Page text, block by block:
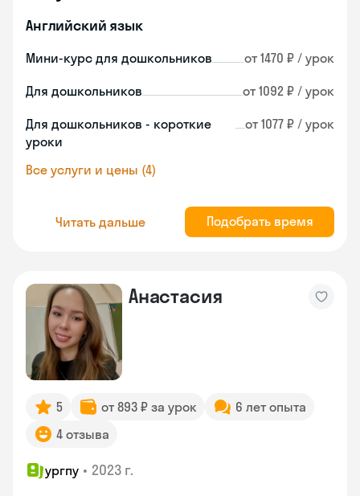
Английский язык
Мини-курс для дошкольников от 1470 ₽ / урок
Для дошкольников от 1092 ₽ / урок
Для дошкольников - короткие
уроки
от 1077 ₽ / урок
Все услуги и цены (4)
Читать дальше Подобрать время
Анастасия
5 от 893 ₽ за урок
6 лет опыта
4 отзыва
ургпу • 2023 г.